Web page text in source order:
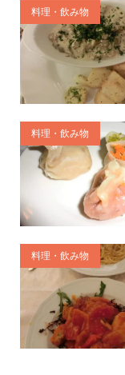
料理・飲み物
料理・飲み物
料理・飲み物